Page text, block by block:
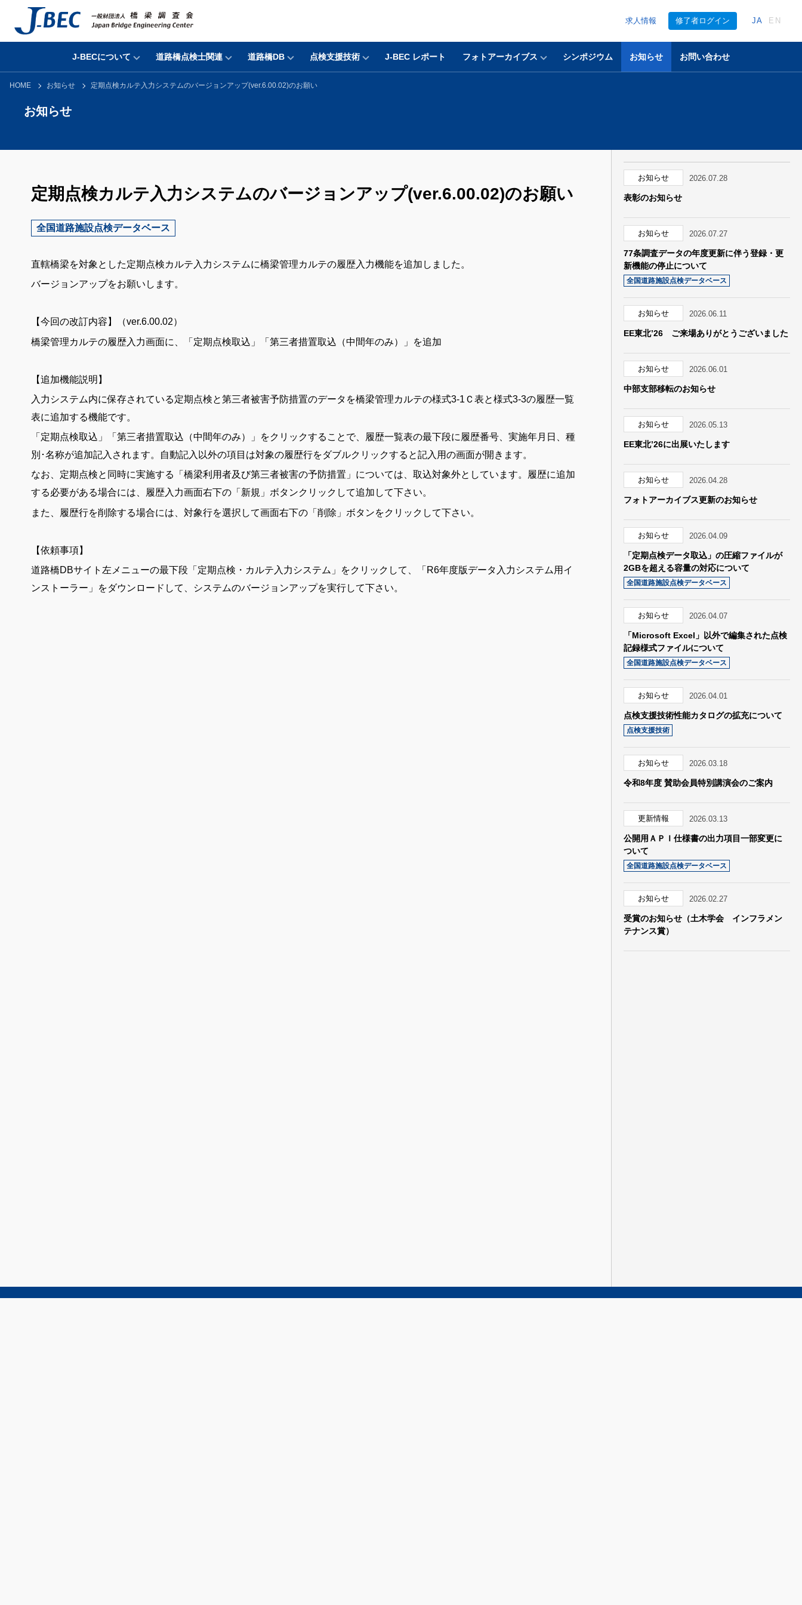
求人情報 修了者ログイン JA EN
J-BECについて 道路橋点検士関連 道路橋DB 点検支援技術 J-BEC レポート フォトアーカイブス シンポジウム お知らせ お問い合わせ
HOME お知らせ 定期点検カルテ入力システムのバージョンアップ(ver.6.00.02)のお願い
お知らせ
定期点検カルテ入力システムのバージョンアップ(ver.6.00.02)のお願い
全国道路施設点検データベース
直轄橋梁を対象とした定期点検カルテ入力システムに橋梁管理カルテの履歴入力機能を追加しました。
バージョンアップをお願いします。
【今回の改訂内容】（ver.6.00.02）
橋梁管理カルテの履歴入力画面に、「定期点検取込」「第三者措置取込（中間年のみ）」を追加
【追加機能説明】
入力システム内に保存されている定期点検と第三者被害予防措置のデータを橋梁管理カルテの様式3-1Ｃ表と様式3-3の履歴一覧
表に追加する機能です。
「定期点検取込」「第三者措置取込（中間年のみ）」をクリックすることで、履歴一覧表の最下段に履歴番号、実施年月日、種
別･名称が追加記入されます。自動記入以外の項目は対象の履歴行をダブルクリックすると記入用の画面が開きます。
なお、定期点検と同時に実施する「橋梁利用者及び第三者被害の予防措置」については、取込対象外としています。履歴に追加
する必要がある場合には、履歴入力画面右下の「新規」ボタンクリックして追加して下さい。
また、履歴行を削除する場合には、対象行を選択して画面右下の「削除」ボタンをクリックして下さい。
【依頼事項】
道路橋DBサイト左メニューの最下段「定期点検・カルテ入力システム」をクリックして、「R6年度版データ入力システム用イ
ンストーラー」をダウンロードして、システムのバージョンアップを実行して下さい。
お知らせ 2026.07.28
表彰のお知らせ
お知らせ 2026.07.27
全国道路施設点検データベース
77条調査データの年度更新に伴う登録・更
新機能の停止について
お知らせ 2026.06.11
EE東北’26 ご来場ありがとうございました
お知らせ 2026.06.01
中部支部移転のお知らせ
お知らせ 2026.05.13
EE東北’26に出展いたします
お知らせ 2026.04.28
フォトアーカイブス更新のお知らせ
お知らせ 2026.04.09
全国道路施設点検データベース
「定期点検データ取込」の圧縮ファイルが
2GBを超える容量の対応について
お知らせ 2026.04.07
全国道路施設点検データベース
「Microsoft Excel」以外で編集された点検
記録様式ファイルについて
お知らせ 2026.04.01
点検支援技術
点検支援技術性能カタログの拡充について
お知らせ 2026.03.18
令和8年度 賛助会員特別講演会のご案内
更新情報 2026.03.13
全国道路施設点検データベース
公開用ＡＰＩ仕様書の出力項目一部変更に
ついて
お知らせ 2026.02.27
受賞のお知らせ（土木学会 インフラメン
テナンス賞）